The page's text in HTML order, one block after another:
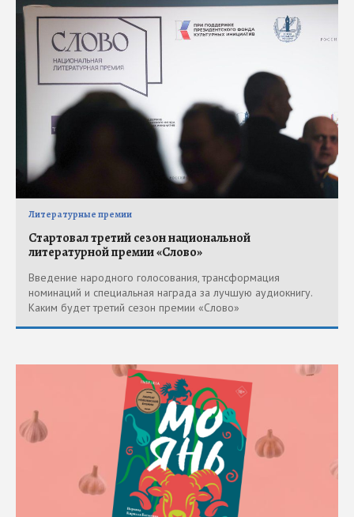
Литературные премии
Стартовал третий сезон национальной
литературной премии «Слово»
Введение народного голосования, трансформация
номинаций и специальная награда за лучшую аудиокнигу.
Каким будет третий сезон премии «Слово»